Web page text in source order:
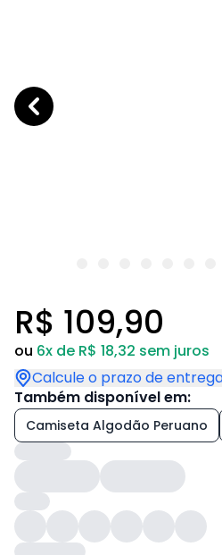
R$ 109,90
ou 6x de R$ 18,32 sem juros
Calcule o prazo de
Também disponível em:
Camiseta Algodão Peruano